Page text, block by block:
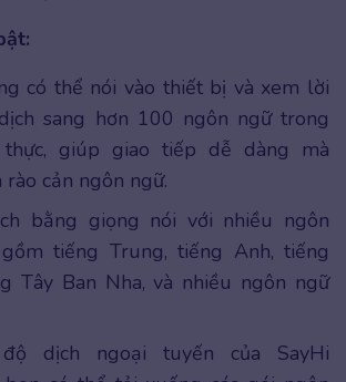
có thể nói vào thiết bị và xem lời
sang hơn 100 ngôn ngữ trong
giúp giao tiếp dễ dàng mà
rào cản ngôn ngữ.
bằng giọng nói với nhiều ngôn
tiếng Trung, tiếng Anh, tiếng
Tây Ban Nha, và nhiều ngôn ngữ
dịch ngoại tuyến của SayHi